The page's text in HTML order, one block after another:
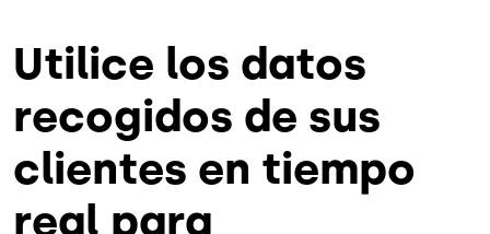
Utilice los datos
recogidos de sus
clientes en tiempo
real para